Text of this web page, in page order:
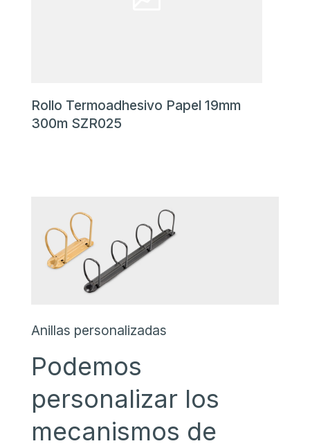
Rollo Termoadhesivo Papel 19mm
300m SZR025
Anillas personalizadas
Podemos
personalizar los
mecanismos de